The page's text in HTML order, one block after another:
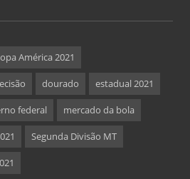
América 2021
dourado estadual 2021
federal mercado da bola
Segunda Divisão MT